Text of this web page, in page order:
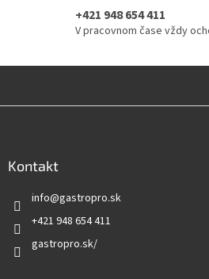
k
y
ý
+421 948 654 411
V pracovnom čase vždy
Kontakt
info@gastropro.sk
+421 948 654 411
gastropro.sk/